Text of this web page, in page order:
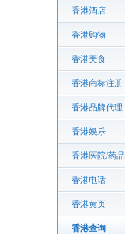
香港酒店
香港购物
香港美食
香港商标注册
香港品牌代理
香港娱乐
香港医院/药品
香港电话
香港黄页
香港查询